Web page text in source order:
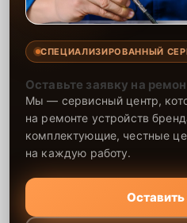
СПЕЦИАЛИЗИРОВАННЫЙ
Оставьте заявку на
Мы — сервисный центр,
на ремонте устройств
комплектующие, честные
на каждую работу.
Оставить